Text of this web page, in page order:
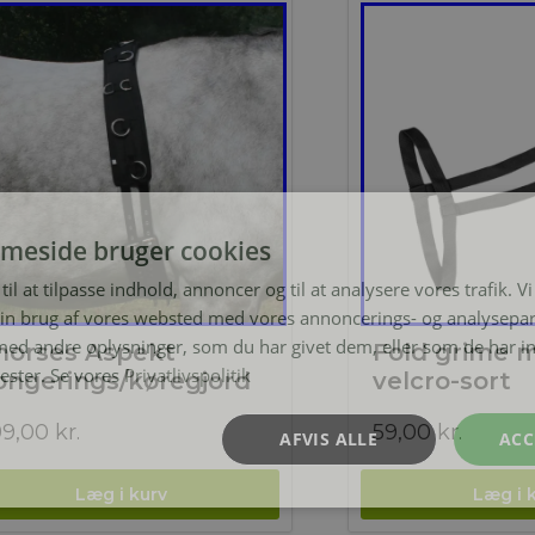
Aspekt
køregjord
kr.
Fold grime
velcro-sort
59,00kr.
bruger cookies
at tilpasse indhold, annoncer og til at analysere vores trafik.
brug af vores websted med vores annoncerings- og
andre oplysninger, som du har givet dem, eller som de har
Se voresPrivatlivspolitik
AFVIS ALLE